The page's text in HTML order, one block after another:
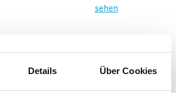
Details Über Cookies
sehen